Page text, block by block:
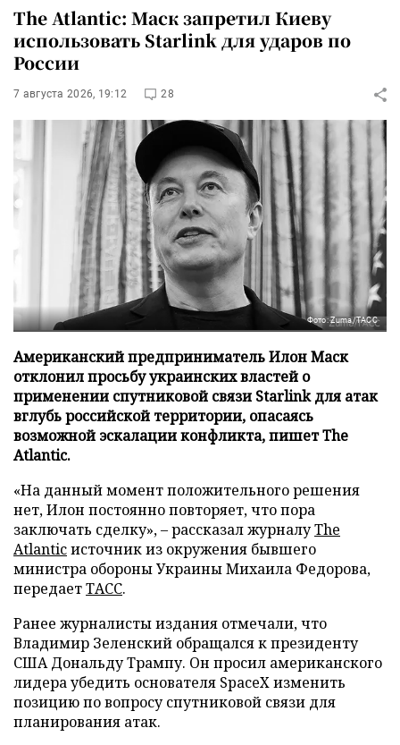
The Atlantic: Маск запретил Киеву
использовать Starlink для ударов по
России
7 августа 2026, 19:12 28
Фото: Zuma/ТАСС
Американский предприниматель Илон Маск
отклонил просьбу украинских властей о
применении спутниковой связи Starlink для атак
вглубь российской территории, опасаясь
возможной эскалации конфликта, пишет The
Atlantic.
«На данный момент положительного решения
нет, Илон постоянно повторяет, что пора
заключать сделку», – рассказал журналуThe
Atlanticисточник из окружения бывшего
министра обороны Украины Михаила Федорова,
передаетТАСС.
Ранее журналисты издания отмечали, что
Владимир Зеленский обращался к президенту
США Дональду Трампу. Он просил американского
лидера убедить основателя SpaceX изменить
позицию по вопросу спутниковой связи для
планирования атак.